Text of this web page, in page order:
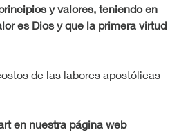
y valores, teniendo en
es Dios y que la primera virtud
de las labores apostólicas
Descubre las inspiradoras obras de Leo J Mart en nuestra página web